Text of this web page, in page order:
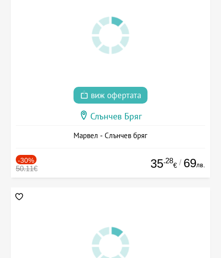
виж офертата
Слънчев Бряг
Марвел - Слънчев бряг
-30%
50.11€ 35.28
€ / 69лв.